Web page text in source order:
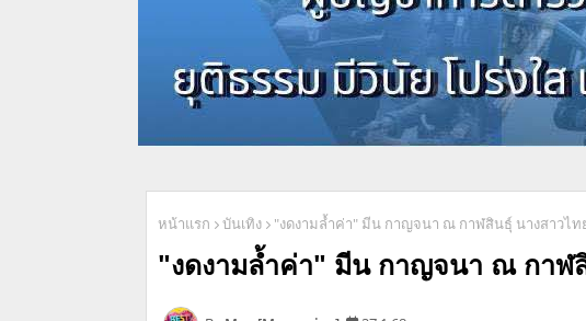
หน้าแรก บันเทิง "งดงามล้ำค่า" มีน กาญจนา ณ กาฬสินธุ์ นางสาวไท
"งดงามล้ำค่า" มีน กาญจนา ณ กาฬ